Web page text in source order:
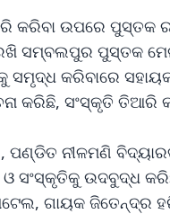
କରିବା ଉପରେ ପୁସ୍ତକ
ସମ୍ବଲପୁର ପୁସ୍ତକ
କରିବାରେ
କରିଛି, ସଂସ୍କୃତି
ନୀଳମଣି
ଓ ସଂସ୍କୃତିକୁ ଉଦବୁଦ୍ଧ
ଗାୟକ ଜିତେନ୍ଦ୍ର